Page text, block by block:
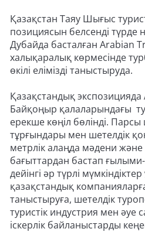
Қазақстан Таяу Шығыс
позициясын белсенді түрде
Дубайда басталған Arabian
халықаралық көрмесінде
өкілі елімізді таныстыруда.
Қазақстандық
Байқоңыр қалаларындағы
ерекше көңіл бөлінді.
тұрғындары мен шетелдік
метрлік алаңда мәдени
бағыттардан бастап
дейінгі әр түрлі
қазақстандық
таныстыруға, шетелдік
туристік индустрия мен әуе
іскерлік байланыстарды